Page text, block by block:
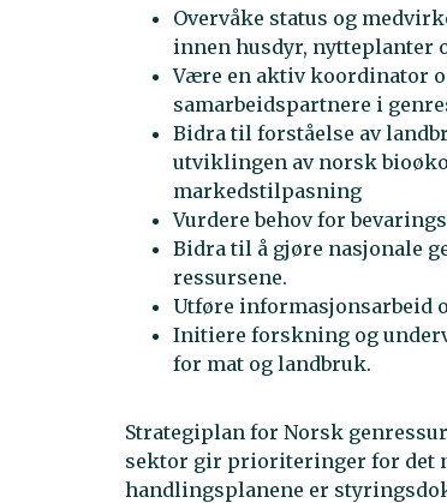
Overvåke status og
innen husdyr, nytteplanter
Være en aktiv koordinator
samarbeidspartnere i
Bidra til forståelse av
utviklingen av norsk
markedstilpasning
Vurdere behov for
Bidra til å gjøre nasjonale
ressursene.
Utføre informasjonsarbeid
Initiere forskning og
for mat og landbruk.
Strategiplan for Norsk
sektor gir prioriteringer for det
handlingsplanene er